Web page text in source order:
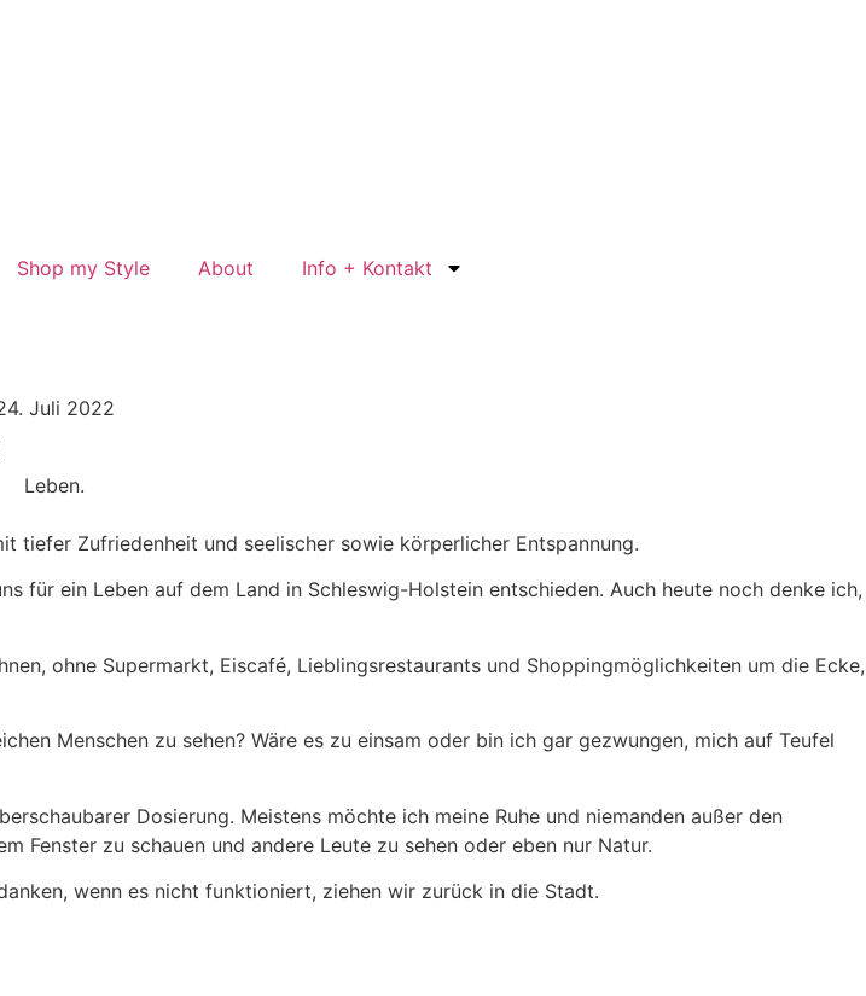
Shop my Style About Info + Kontakt
Juli 2022
Leben.
tiefer Zufriedenheit und seelischer sowie körperlicher Entspannung.
für ein Leben auf dem Land in Schleswig-Holstein entschieden. Auch heute noch denke ich,
ohne Supermarkt, Eiscafé, Lieblingsrestaurants und Shoppingmöglichkeiten um die Ecke,
Menschen zu sehen? Wäre es zu einsam oder bin ich gar gezwungen, mich auf Teufel
Dosierung. Meistens möchte ich meine Ruhe und niemanden außer den
Fenster zu schauen und andere Leute zu sehen oder eben nur Natur.
wenn es nicht funktioniert, ziehen wir zurück in die Stadt.